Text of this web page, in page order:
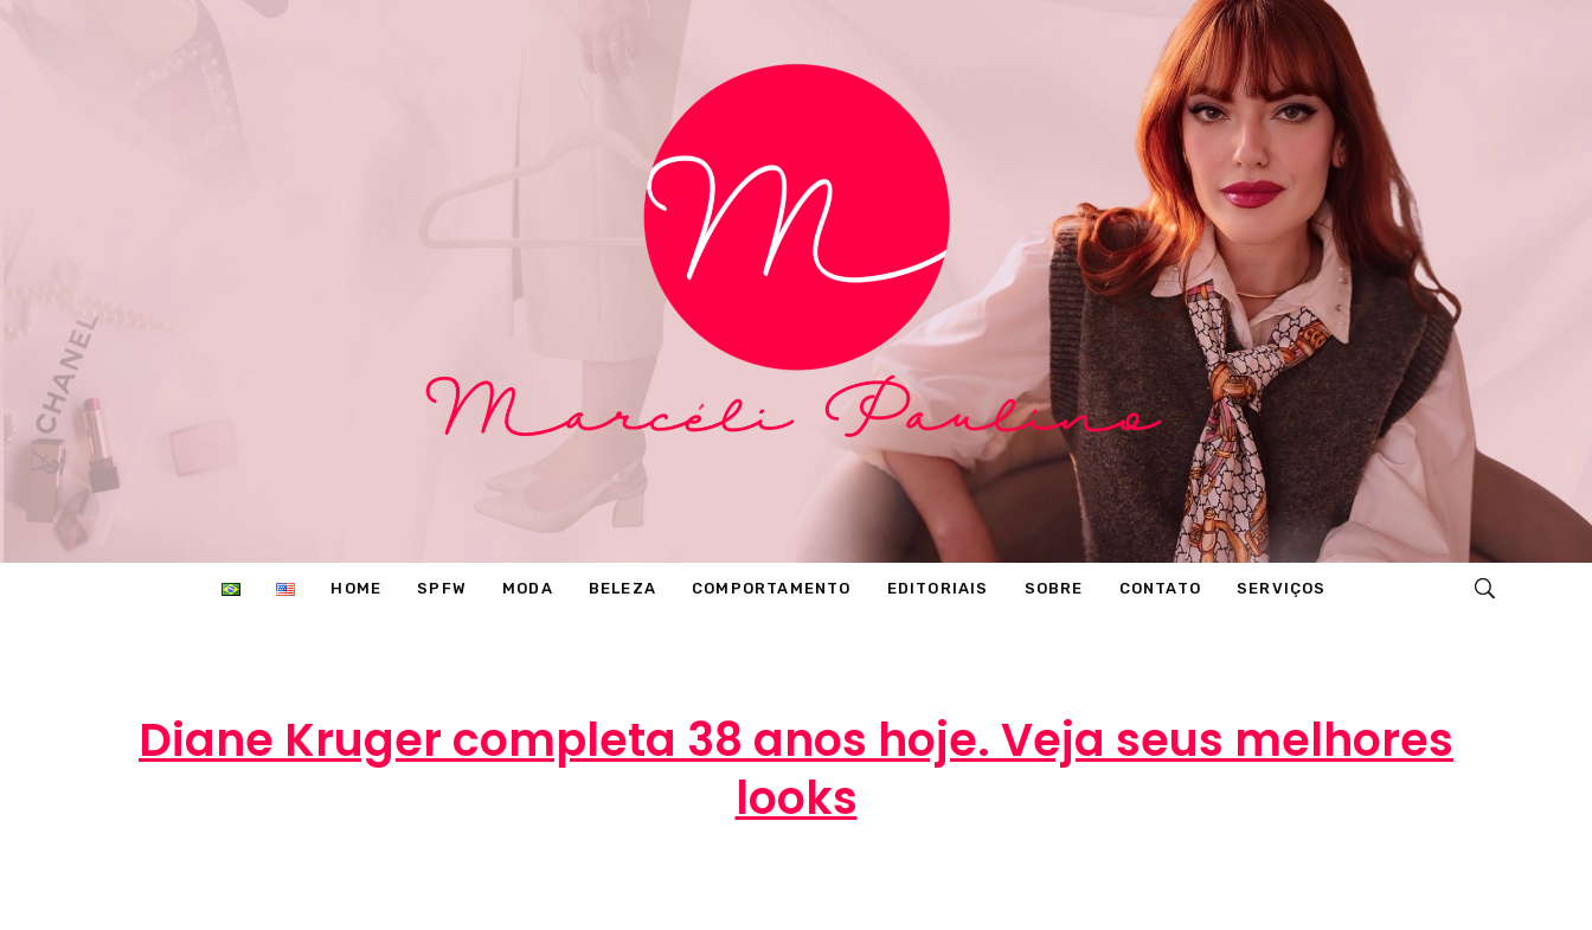
HOME SPFW MODA BELEZA COMPORTAMENTO EDITORIAIS SOBRE CONTATO SERVIÇOS
Diane Kruger completa 38 anos hoje. Veja seus melhores
looks